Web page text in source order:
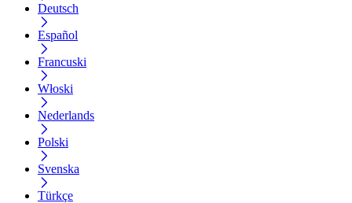
Deutsch
Español
Francuski
Włoski
Nederlands
Polski
Svenska
Türkçe